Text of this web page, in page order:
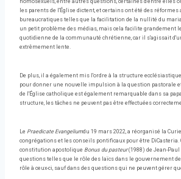
homosexuels, entre autres questions, certaines d'entre elles
les parents de l'Église dictent, et certains ont été des
bureaucratiques telles que la facilitation de la nullité du
un petit problème des médias, mais cela facilite grandement
quotidienne de la communauté chrétienne, car il s'agissait
extrêmement lente.
De plus, il a également mis l'ordre à la structure
pour donner une nouvelle impulsion à la question pastorale
de l'Église catholique est également remarquable dans sa
structure, les tâches ne peuvent pas être effectuées
Le Praedicate Evangeliumdu 19 mars 2022, a réorganisé la
congrégations et les conseils pontificaux pour être DiCasteria.
constitution apostolique Bonus du pasteur(1988) de Jean-
questions telles que le rôle des laïcs dans le gouvernement
rôle à ceux-ci, sauf dans des questions qui ne peuvent gérer